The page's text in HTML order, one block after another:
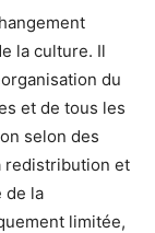
la culture. Il
du
et de tous les
selon des
redistribution et
de la
limitée,